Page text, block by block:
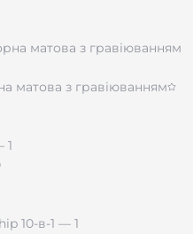
матова з гравіюванням